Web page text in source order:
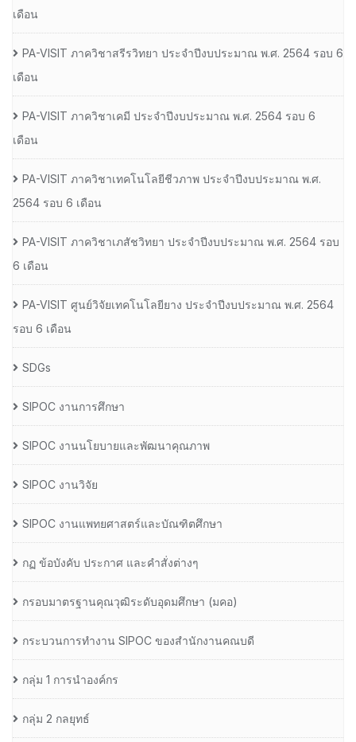
เดือน
PA-VISIT ภาควิชาสรีรวิทยา ประจำปีงบประมาณ พ.ศ. 2564 รอบ 6
เดือน
PA-VISIT ภาควิชาเคมี ประจำปีงบประมาณ พ.ศ. 2564 รอบ 6
เดือน
PA-VISIT ภาควิชาเทคโนโลยีชีวภาพ ประจำปีงบประมาณ พ.ศ.
2564 รอบ 6 เดือน
PA-VISIT ภาควิชาเภสัชวิทยา ประจำปีงบประมาณ พ.ศ. 2564 รอบ
6 เดือน
PA-VISIT ศูนย์วิจัยเทคโนโลยียาง ประจำปีงบประมาณ พ.ศ. 2564
รอบ 6 เดือน
SDGs
SIPOC งานการศึกษา
SIPOC งานนโยบายและพัฒนาคุณภาพ
SIPOC งานวิจัย
SIPOC งานแพทยศาสตร์และบัณฑิตศึกษา
กฏ ข้อบังคับ ประกาศ และคำสั่งต่างๆ
กรอบมาตรฐานคุณวุฒิระดับอุดมศึกษา (มคอ)
กระบวนการทำงาน SIPOC ของสำนักงานคณบดี
กลุ่ม 1 การนำองค์กร
กลุ่ม 2 กลยุทธ์